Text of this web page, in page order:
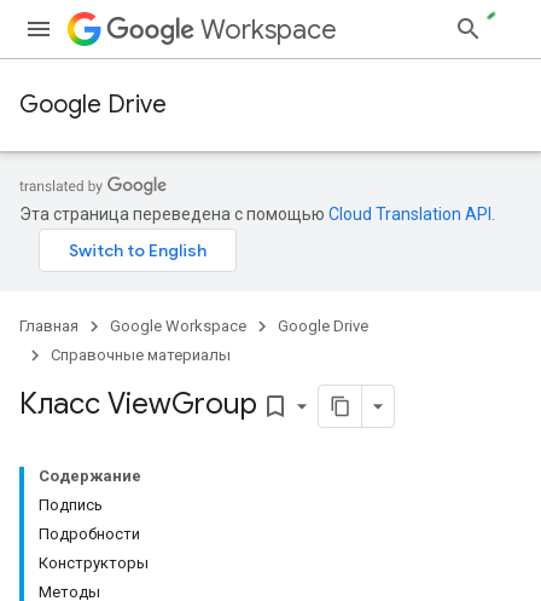
Workspace
Google Drive
Эта страница переведена с помощью Cloud Translation API
Главная Google Workspace
Google Drive
Справочные материалы
Класс ViewGroup bookmark_border
Содержание
Подпись
Подробности
Конструкторы
Методы